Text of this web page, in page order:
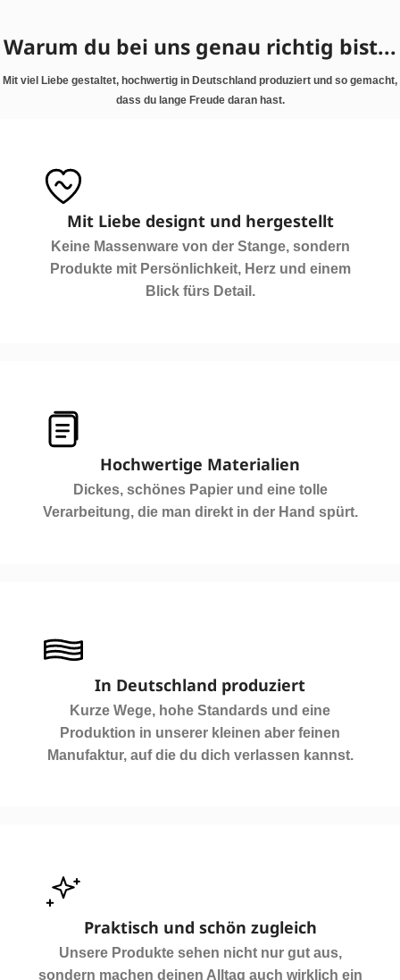
Warum du bei uns genau richtig bist...
Mit viel Liebe gestaltet, hochwertig in Deutschland produziert und so gemacht,
dass du lange Freude daran hast.
Mit Liebe designt und hergestellt
Keine Massenware von der Stange, sondern
Produkte mit Persönlichkeit, Herz und einem
Blick fürs Detail.
Hochwertige Materialien
Dickes, schönes Papier und eine tolle
Verarbeitung, die man direkt in der Hand spürt.
In Deutschland produziert
Kurze Wege, hohe Standards und eine
Produktion in unserer kleinen aber feinen
Manufaktur, auf die du dich verlassen kannst.
Praktisch und schön zugleich
Unsere Produkte sehen nicht nur gut aus,
sondern machen deinen Alltag auch wirklich ein